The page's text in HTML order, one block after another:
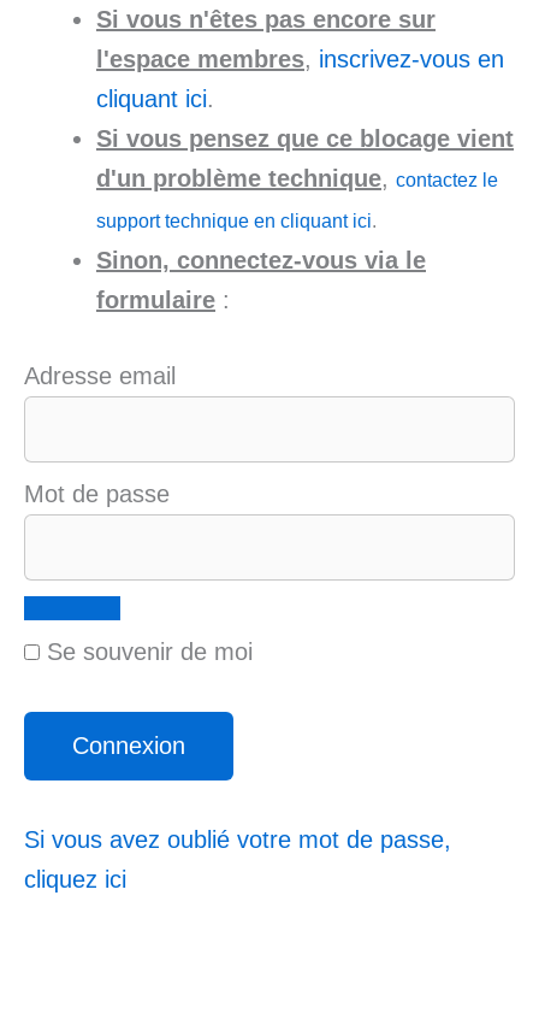
Si vous n'êtes pas encore sur
l'espace membres, inscrivez-vous en
cliquant ici.
Si vous pensez que ce blocage vient
d'un problème technique, contactez le
support technique en cliquant ici.
Sinon, connectez-vous via le
formulaire :
Adresse email
Mot de passe
Se souvenir de moi
Si vous avez oublié votre mot de passe,
cliquez ici